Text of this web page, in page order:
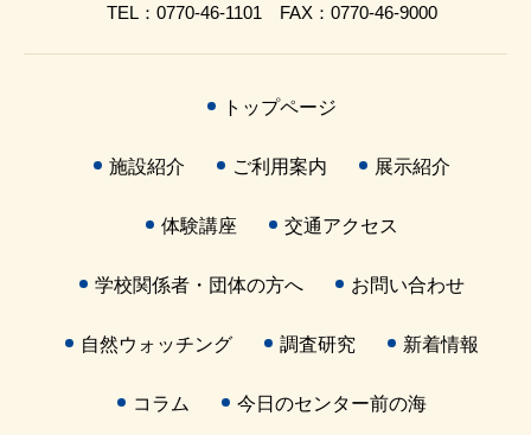
TEL：0770-46-1101 FAX：0770-46-9000
トップページ
施設紹介 ご利用案内 展示紹介
体験講座 交通アクセス
学校関係者・団体の方へ お問い合わせ
自然ウォッチング 調査研究 新着情報
コラム 今日のセンター前の海